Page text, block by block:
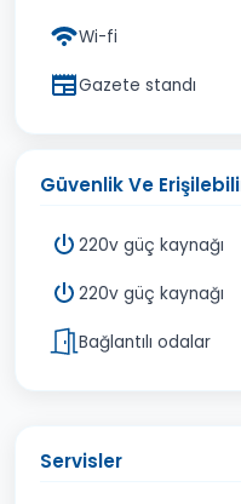
Wi-fi
Gazete standı
Güvenlik Ve
220v güç kaynağı
220v güç kaynağı
Bağlantılı odalar
Servisler